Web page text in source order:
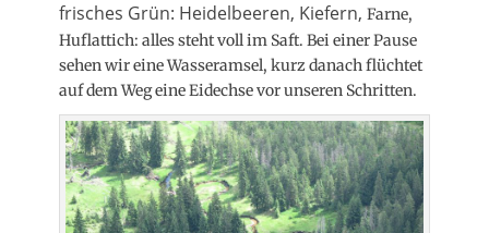
frisches Grün: Heidelbeeren, Kiefern, Farne,
Huflattich: alles steht voll im Saft. Bei einer Pause
sehen wir eine Wasseramsel, kurz danach flüchtet
auf dem Weg eine Eidechse vor unseren Schritten.